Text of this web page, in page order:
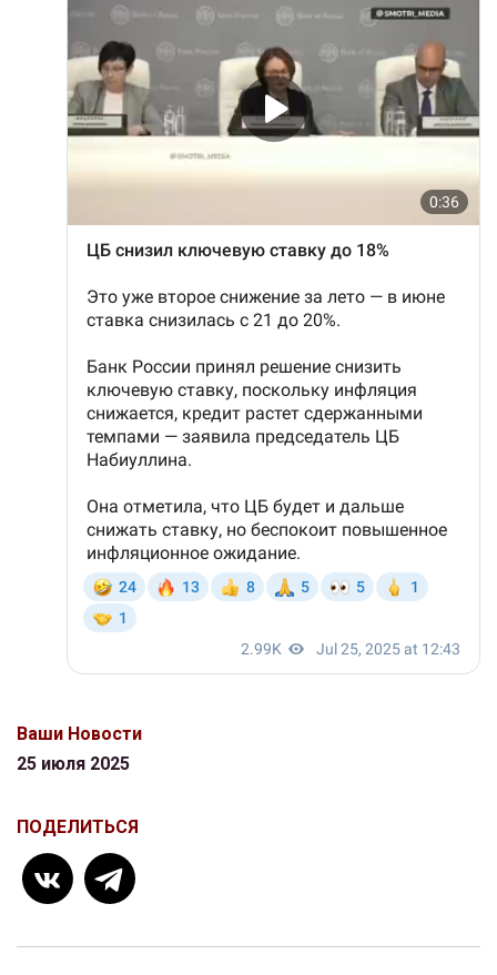
Ваши Новости
25 июля 2025
ПОДЕЛИТЬСЯ